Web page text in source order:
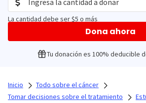
La cantidad debe ser $5 o más
Dona ahora
Tu donación es 100% deducible
Inicio
Todo sobre el cáncer
Tomar decisiones sobre el tratamiento